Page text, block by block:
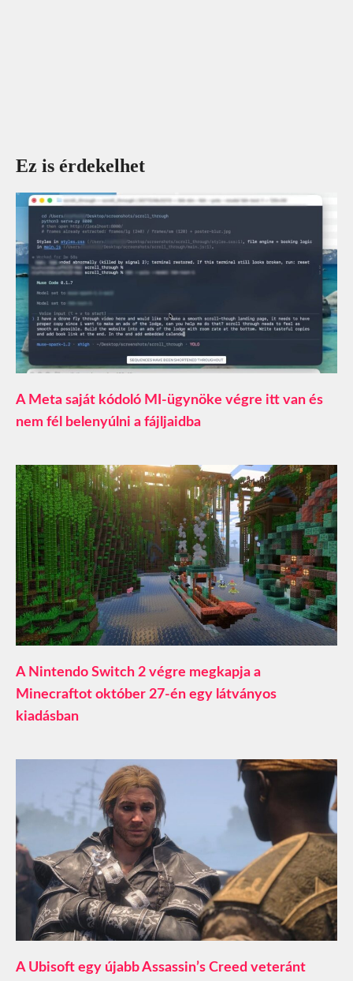
Ez is érdekelhet
A Meta saját kódoló MI-ügynöke végre itt van és
nem fél belenyúlni a fájljaidba
A Nintendo Switch 2 végre megkapja a
Minecraftot október 27-én egy látványos
kiadásban
A Ubisoft egy újabb Assassin’s Creed veteránt